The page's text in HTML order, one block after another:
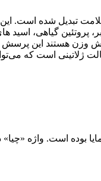
وزن هستند این
ژلاتینی است که
است. واژه «چیا»